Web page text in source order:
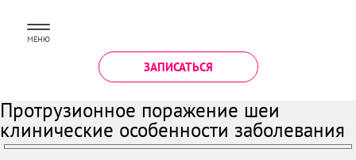
МЕНЮ
ЗАПИСАТЬСЯ
Протрузионное поражение шеи
клинические особенности заболевания